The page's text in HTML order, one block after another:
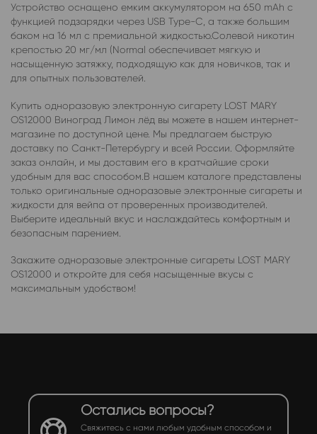
Устройство оснащено емким аккумулятором на 650 mAh с
функцией подзарядки через USB Type-C, а также большим
баком на 16 мл с премиальной жидкостью.Солевой никотин
крепостью 20 мг/мл (Normal обеспечивает мягкую и
насыщенную затяжку, подходящую как для новичков, так и
для опытных пользователей.
Купить одноразовую электронную сигарету LOST MARY
OS12000 Виноград Лимон лёд вы можете в нашем интернет-
магазине по доступной цене. Мы предлагаем быструю
доставку по Санкт-Петербургу и всей России. Оформляйте
заказ онлайн, и мы доставим его в кратчайшие сроки
удобным для вас способом.В нашем каталоге представлены
только оригинальные одноразовые электронные сигареты и
жидкости для вейпа от проверенных производителей.
Выберите идеальный вкус и наслаждайтесь комфортным и
безопасным парением.
Закажите одноразовые электронные сигареты LOST MARY
OS12000 и откройте для себя насыщенные вкусы с
максимальным удобством!
Остались вопросы?
Свяжитесь с нами любым удобным способом и